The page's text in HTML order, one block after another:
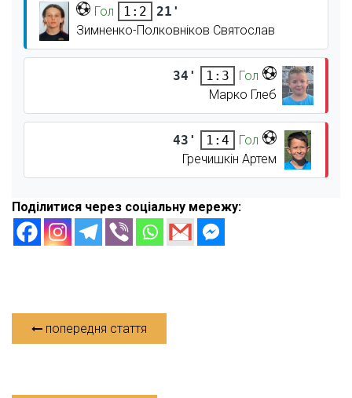
Гол 1:2
21'
Зимненко-Полковніков Святослав
34' 1:3
Гол
Марко Глеб
43' 1:4
Гол
Гречишкін Артем
Поділитися через соціальну мережу:
попередня стаття